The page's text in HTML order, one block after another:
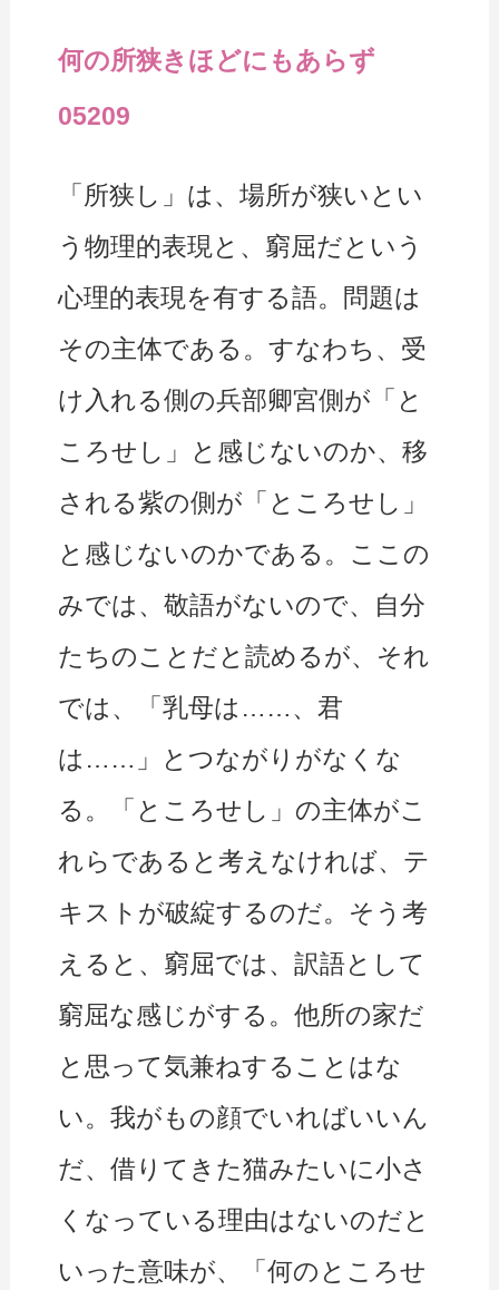
何の所狭きほどにもあらず
05209
「所狭し」は、場所が狭いとい
う物理的表現と、窮屈だという
心理的表現を有する語。問題は
その主体である。すなわち、受
け入れる側の兵部卿宮側が「と
ころせし」と感じないのか、移
される紫の側が「ところせし」
と感じないのかである。ここの
みでは、敬語がないので、自分
たちのことだと読めるが、それ
では、「乳母は……、君
は……」とつながりがなくな
る。「ところせし」の主体がこ
れらであると考えなければ、テ
キストが破綻するのだ。そう考
えると、窮屈では、訳語として
窮屈な感じがする。他所の家だ
と思って気兼ねすることはな
い。我がもの顔でいればいいん
だ、借りてきた猫みたいに小さ
くなっている理由はないのだと
いった意味が、「何のところせ